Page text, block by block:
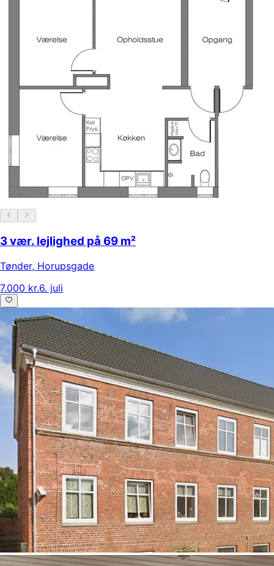
3 vær. lejlighed på 69 m²
Tønder, Horupsgade
7.000 kr.6. juli